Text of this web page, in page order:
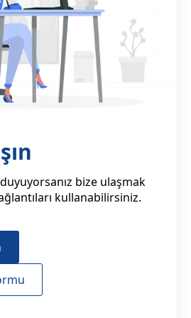
bize ulaşmak
kullanabilirsiniz.